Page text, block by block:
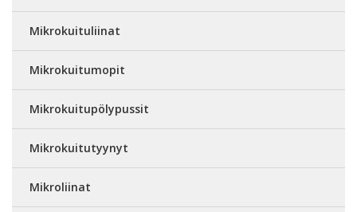
Mikrokuituliinat
Mikrokuitumopit
Mikrokuitupölypussit
Mikrokuitutyynyt
Mikroliinat